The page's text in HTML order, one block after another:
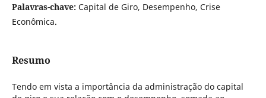
Palavras-chave: Capital de Giro, Desempenho, Crise
Econômica.
Resumo
Tendo em vista a importância da administração do capital